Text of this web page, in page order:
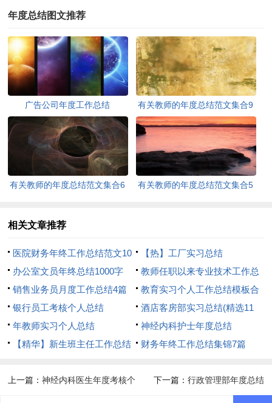
年度总结图文推荐
广告公司年度工作总结
有关教师的年度总结范文集合9
篇
有关教师的年度总结范文集合6
有关教师的年度总结范文集合5
相关文章推荐
医院财务年终工作总结范文10
篇
【热】工厂实习总结
办公室文员年终总结1000字
教师任职以来专业技术工作总
结
销售业务员月度工作总结4篇
教育实习个人工作总结模板合
集6篇
银行员工考核个人总结
酒店客房部实习总结(精选11
篇)
年教师实习个人总结
神经内科护士年度总结
【精华】新生班主任工作总结
财务年终工作总结集锦7篇
上一篇：神经内科医生年度考核个
下一篇： 行政管理部年度总结